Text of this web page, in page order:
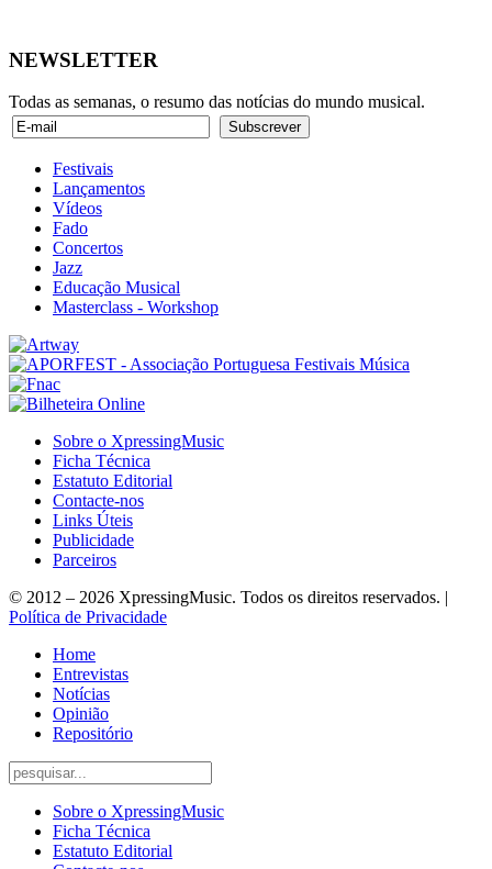
NEWSLETTER
Todas as semanas, o resumo das notícias do mundo musical.
Festivais
Lançamentos
Vídeos
Fado
Concertos
Jazz
Educação Musical
Masterclass - Workshop
Sobre o XpressingMusic
Ficha Técnica
Estatuto Editorial
Contacte-nos
Links Úteis
Publicidade
Parceiros
© 2012 – 2026 XpressingMusic. Todos os direitos reservados. |
Política de Privacidade
Home
Entrevistas
Notícias
Opinião
Repositório
Sobre o XpressingMusic
Ficha Técnica
Estatuto Editorial